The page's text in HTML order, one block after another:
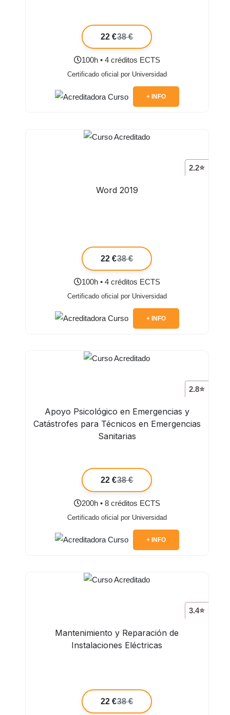
22 €38 €
100h • 4 créditos ECTS
Certificado oficial por Universidad
+ INFO
2.2⭐
Word 2019
22 €38 €
100h • 4 créditos ECTS
Certificado oficial por Universidad
+ INFO
2.8⭐
Apoyo Psicológico en Emergencias y
Catástrofes para Técnicos en Emergencias
Sanitarias
22 €38 €
200h • 8 créditos ECTS
Certificado oficial por Universidad
+ INFO
3.4⭐
Mantenimiento y Reparación de
Instalaciones Eléctricas
22 €38 €